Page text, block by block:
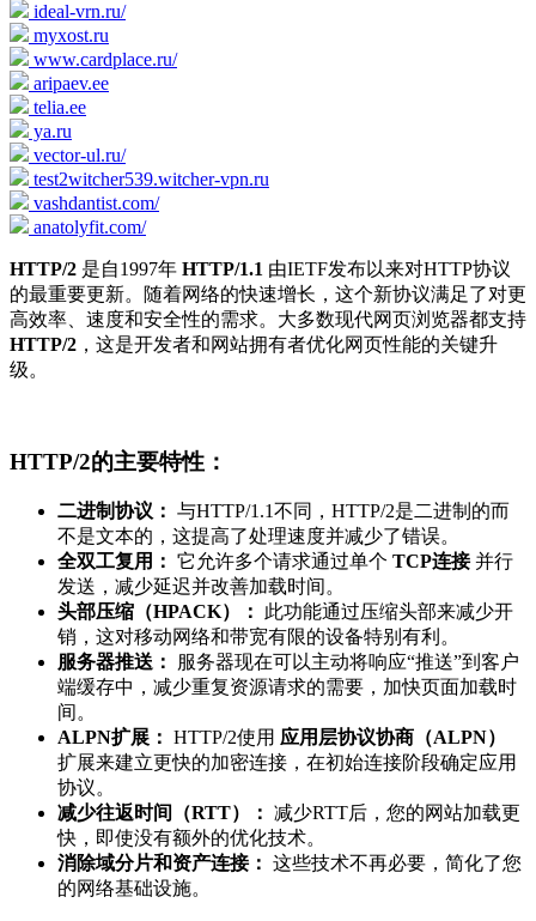
ideal-vrn.ru/
myxost.ru
www.cardplace.ru/
aripaev.ee
telia.ee
ya.ru
vector-ul.ru/
test2witcher539.witcher-vpn.ru
vashdantist.com/
anatolyfit.com/
HTTP/2 是自1997年 HTTP/1.1 由IETF发布以来对HTTP协议
的最重要更新。随着网络的快速增长，这个新协议满足了对更
高效率、速度和安全性的需求。大多数现代网页浏览器都支持
HTTP/2 ，这是开发者和网站拥有者优化网页性能的关键升
级。
HTTP/2的主要特性：
二进制协议： 与HTTP/1.1不同，HTTP/2是二进制的而
不是文本的，这提高了处理速度并减少了错误。
全双工复用： 它允许多个请求通过单个 TCP连接并行
发送，减少延迟并改善加载时间。
头部压缩（HPACK）：
此功能通过压缩头部来减少开
销，这对移动网络和带宽有限的设备特别有利。
服务器推送：
服务器现在可以主动将响应“推送”到客户
端缓存中，减少重复资源请求的需要，加快页面加载时
间。
ALPN扩展： HTTP/2使用 应用层协议协商（ALPN）
扩展来建立更快的加密连接，在初始连接阶段确定应用
协议。
减少往返时间（RTT）： 减少RTT后，您的网站加载更
快，即使没有额外的优化技术。
消除域分片和资产连接： 这些技术不再必要，简化了您
的网络基础设施。